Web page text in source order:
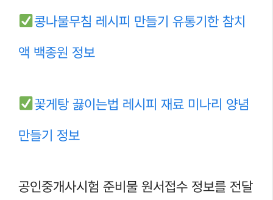
콩나물무침 레시피 만들기 유통기한 참치
액 백종원 정보
꽃게탕 끓이는법 레시피 재료 미나리 양념
만들기 정보
공인중개사시험 준비물 원서접수 정보를 전달